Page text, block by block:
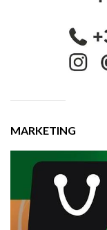
MARKETING